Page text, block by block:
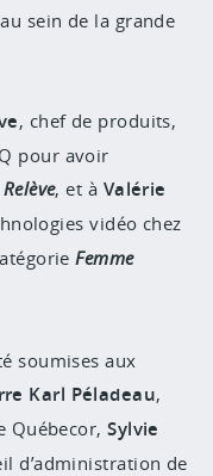
sein de la grande
, chef de produits,
pour avoir
Relève, et à Valérie
vidéo chez
Femme
soumises aux
Karl Péladeau,
Québecor,Sylvie
d’administration de